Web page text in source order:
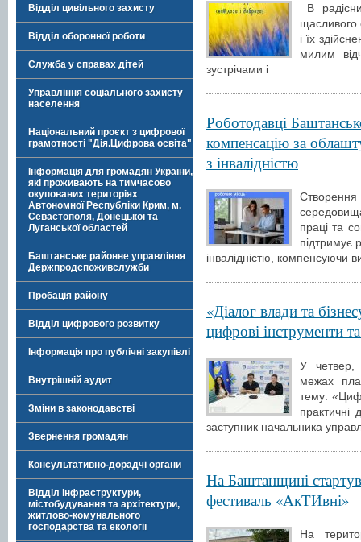
Відділ цивільного захисту
Відділ оборонної роботи
Служба у справах дітей
Управління соціального захисту
населення
Національний проєкт з цифрової
грамотності "Дія.Цифрова освіта"
Інформація для громадян України,
які проживають на тимчасово
окупованих територіях
Автономної Республіки Крим, м.
Севастополя, Донецької та
Луганської областей
Баштанське районне управління
Держпродспоживслужби
Пробація району
Відділ цифрового розвитку
Інформація про публічні закупівлі
Внутрішній аудит
Зміни в законодавстві
Звернення громадян
Консультативно-дорадчі органи
Відділ інфраструктури,
містобудування та архітектури,
житлово-комунального
господарства та екології
В
щасливого
і їх
милим
зустрічами і
Роботодавці
компенсацію за
з інвалідністю
праці та
підтримує
інвалідністю, компенсуючи
«Діалог влади та
цифрові інструменти та
У четвер,
межах
тему:
практичні
заступник начальника
На Баштанщині
фестиваль «АкТИвні»
На